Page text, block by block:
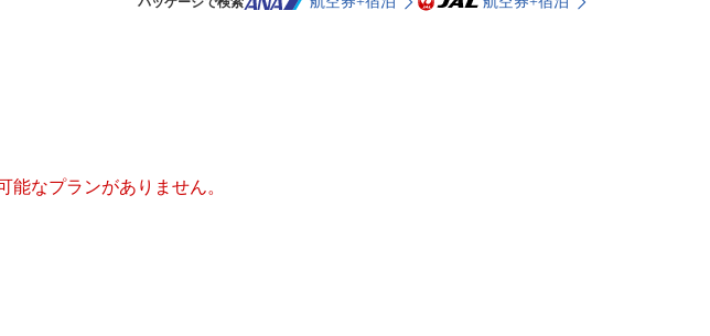
能なプランがありません。